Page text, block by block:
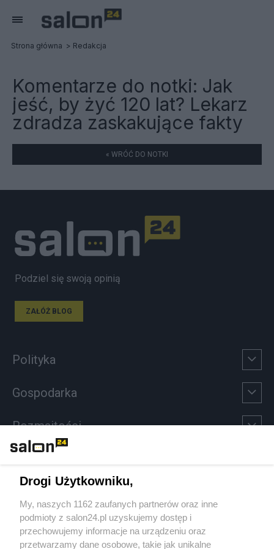
Strona główna Redakcja
Komentarze do notki: Jak
jeść, by żyć 120 lat? Lekarz
zdradza zaskakujące fakty
« WRÓĆ DO NOTKI
Podziel się swoją opinią
ZAŁÓŻ BLOG
Polityka
Gospodarka
Rozmaitości
Sport
Społeczeństwo
Drogi Użytkowniku,
My, naszych 1162 zaufanych partnerów oraz inne
podmioty z salon24.pl uzyskujemy dostęp i
przechowujemy informacje na urządzeniu oraz
przetwarzamy dane osobowe, takie jak unikalne